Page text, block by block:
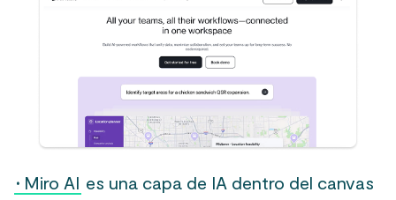
· Miro AI es una capa de IA dentro del canvas